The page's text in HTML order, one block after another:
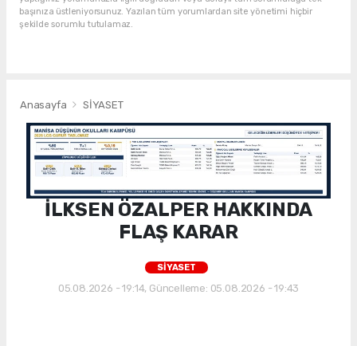
başınıza üstleniyorsunuz. Yazılan tüm yorumlardan site yönetimi hiçbir
şekilde sorumlu tutulamaz.
Anasayfa SİYASET
İLKSEN ÖZALPER HAKKINDA
FLAŞ KARAR
SİYASET
05.08.2026 - 19:14, Güncelleme: 05.08.2026 - 19:43